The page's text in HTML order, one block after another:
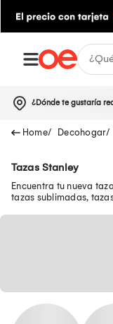
¿Dónde te gustaría
Decohogar
Tazas Stanley
Encuentra tu nueva
tazas sublimadas,